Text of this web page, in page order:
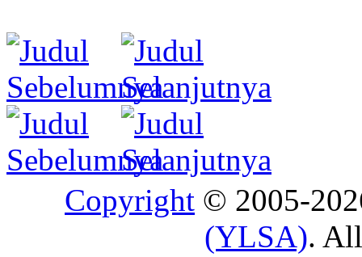
Copyright © 2005-
(YLSA).